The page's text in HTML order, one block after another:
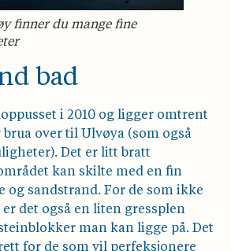
finner du mange fine
bad
i 2010 og ligger omtrent
over til Ulvøya (som også
Det er litt bratt
kan skilte med en fin
og sandstrand. For de som ikke
er det også en liten gressplen
man kan ligge på. Det
for de som vil perfeksjonere